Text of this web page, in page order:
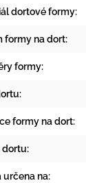
dortové formy:
formy na dort:
formy:
:
formy na dort:
dortu:
určena na: